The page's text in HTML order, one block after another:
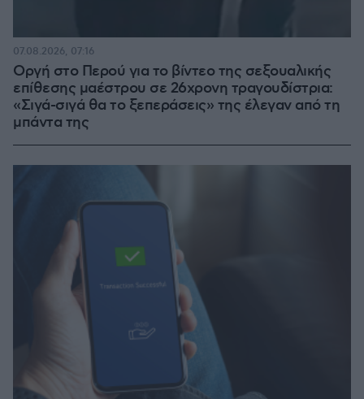
Οργή στο Περού για το βίντεο της σεξουαλικής
επίθεσης μαέστρου σε 26χρονη τραγουδίστρια:
«Σιγά-σιγά θα το ξεπεράσεις» της έλεγαν από τη
μπάντα της
07.08.2026, 07:16